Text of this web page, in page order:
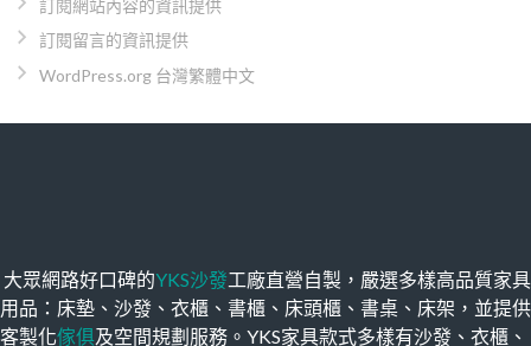
訂閱網站內容的資訊提供
訂閱留言的資訊提供
WordPress.org 台灣繁體中文
大眾網路好口碑的YKS沙發工廠直營自製，嚴選多樣高品質家具
用品：床墊、沙發、衣櫃、書櫃、床頭櫃、書桌、床架，並提供
客製化傢俱及空間規劃服務。YKS家具款式多樣有沙發、衣櫃、